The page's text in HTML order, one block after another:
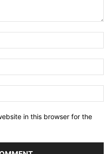
in this browser for the